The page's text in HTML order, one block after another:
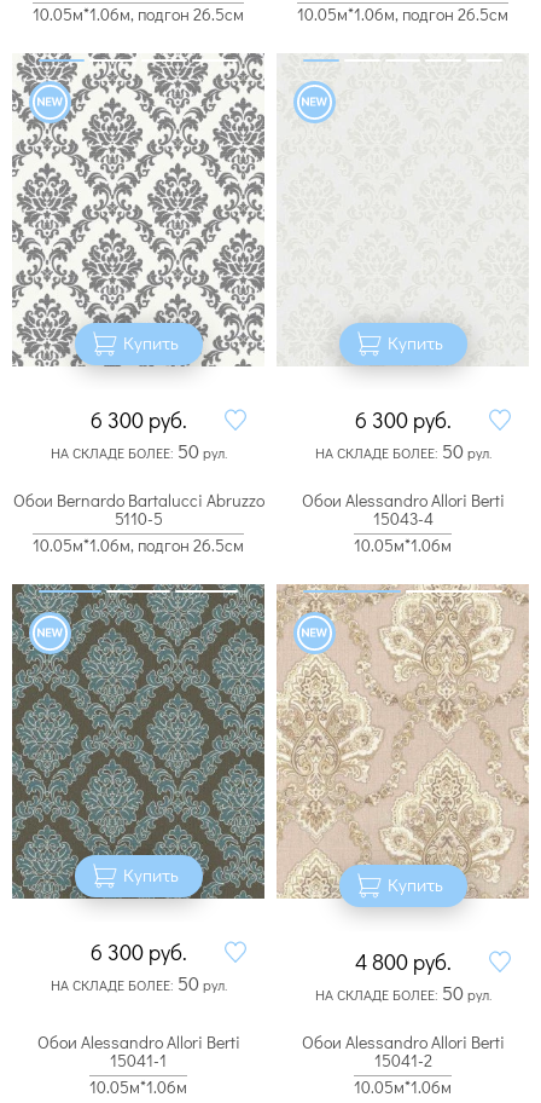
10.05м*1.06м, подгон 26.5см
Купить
6 300 руб.
НА СКЛАДЕ БОЛЕЕ: 50рул.
10.05м*1.06м, подгон 26.5см
Купить
6 300 руб.
НА СКЛАДЕ БОЛЕЕ: 50рул.
Обои Bernardo Bartalucci Abruzzo
5110-5
10.05м*1.06м, подгон 26.5см
Купить
6 300 руб.
НА СКЛАДЕ БОЛЕЕ: 50рул.
Обои Alessandro Allori Berti
15043-4
10.05м*1.06м
Купить
4 800 руб.
НА СКЛАДЕ БОЛЕЕ: 50рул.
Обои Alessandro Allori Berti
15041-1
10.05м*1.06м
Обои Alessandro Allori Berti
15041-2
10.05м*1.06м